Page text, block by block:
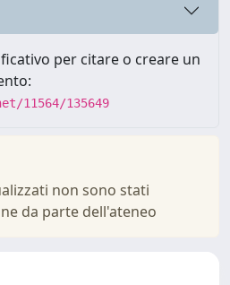
per citare o creare un
11564/135649
non sono stati
da parte dell'ateneo